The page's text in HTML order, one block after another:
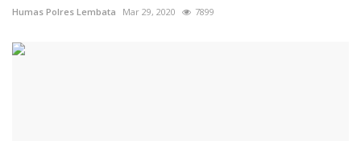
Humas Polres Lembata Mar 29, 2020 7899